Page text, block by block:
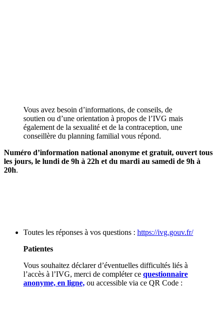
Vous avez besoin d’informations, de conseils, de
soutien ou d’une orientation à propos de l’IVG mais
également de la sexualité et de la contraception, une
conseillère du planning familial vous répond.
Numéro d’information national anonyme et gratuit, ouvert tous
les jours, le lundi de 9h à 22h et du mardi au samedi de 9h à
20h.
Toutes les réponses à vos questions : https://ivg.gouv.fr/
Patientes
Vous souhaitez déclarer d’éventuelles difficultés liés à
l’accès à l’IVG, merci de compléter ce questionnaire
anonyme, en ligne, ou accessible via ce QR Code :